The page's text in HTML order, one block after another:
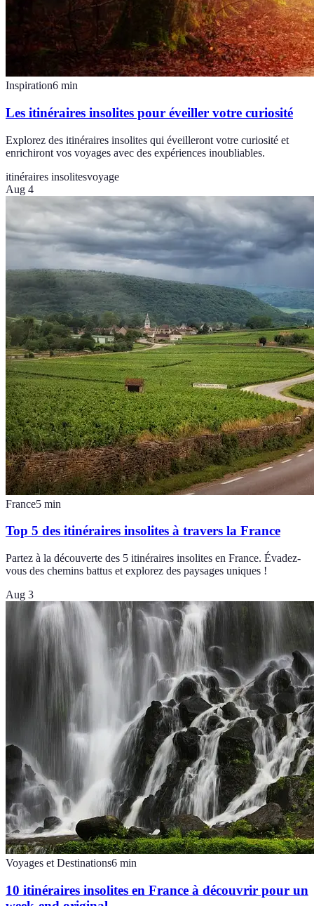
Inspiration6 min
Les itinéraires insolites pour éveiller votre curiosité
Explorez des itinéraires insolites qui éveilleront votre curiosité et
enrichiront vos voyages avec des expériences inoubliables.
itinéraires insolitesvoyage
Aug 4
France5 min
Top 5 des itinéraires insolites à travers la France
Partez à la découverte des 5 itinéraires insolites en France. Évadez-
vous des chemins battus et explorez des paysages uniques !
Aug 3
Voyages et Destinations6 min
10 itinéraires insolites en France à découvrir pour un